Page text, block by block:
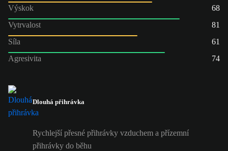
Výskok
68
Vytrvalost
81
Síla
61
Agresivita
74
Dlouhá přihrávka
Rychlejší přesné přihrávky vzduchem a přízemní
přihrávky do běhu